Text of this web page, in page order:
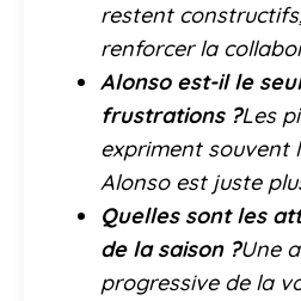
restent
renforcer la
Alonso est-il le
frustrations ?Les
expriment souvent
Alonso est juste
Quelles sont les
de la saison ?Une
progressive de la